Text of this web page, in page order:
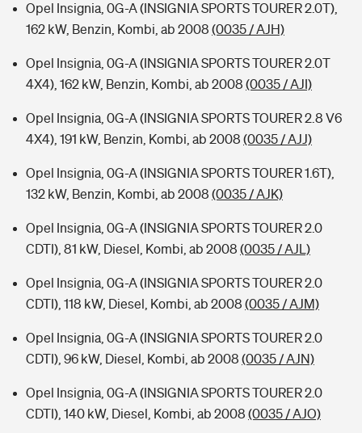
Opel Insignia, 0G-A (INSIGNIA SPORTS TOURER 2.0T),
162 kW, Benzin, Kombi, ab 2008 (0035 / AJH)
Opel Insignia, 0G-A (INSIGNIA SPORTS TOURER 2.0T
4X4), 162 kW, Benzin, Kombi, ab 2008 (0035 / AJI)
Opel Insignia, 0G-A (INSIGNIA SPORTS TOURER 2.8 V6
4X4), 191 kW, Benzin, Kombi, ab 2008 (0035 / AJJ)
Opel Insignia, 0G-A (INSIGNIA SPORTS TOURER 1.6T),
132 kW, Benzin, Kombi, ab 2008 (0035 / AJK)
Opel Insignia, 0G-A (INSIGNIA SPORTS TOURER 2.0
CDTI), 81 kW, Diesel, Kombi, ab 2008 (0035 / AJL)
Opel Insignia, 0G-A (INSIGNIA SPORTS TOURER 2.0
CDTI), 118 kW, Diesel, Kombi, ab 2008 (0035 / AJM)
Opel Insignia, 0G-A (INSIGNIA SPORTS TOURER 2.0
CDTI), 96 kW, Diesel, Kombi, ab 2008 (0035 / AJN)
Opel Insignia, 0G-A (INSIGNIA SPORTS TOURER 2.0
CDTI), 140 kW, Diesel, Kombi, ab 2008 (0035 / AJO)